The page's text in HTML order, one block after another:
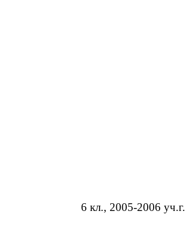
6 кл., 2005-2006 уч.г.